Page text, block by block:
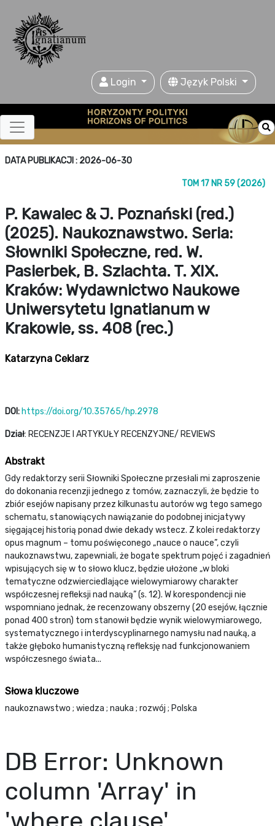
Login Język Polski
DATA PUBLIKACJI : 2026-06-30
TOM 17 NR 59 (2026)
P. Kawalec & J. Poznański (red.)
(2025). Naukoznawstwo. Seria:
Słowniki Społeczne, red. W.
Pasierbek, B. Szlachta. T. XIX.
Kraków: Wydawnictwo Naukowe
Uniwersytetu Ignatianum w
Krakowie, ss. 408 (rec.)
Katarzyna Ceklarz
DOI: https://doi.org/10.35765/hp.2978
Dział: RECENZJE I ARTYKUŁY RECENZYJNE/ REVIEWS
Abstrakt
Gdy redaktorzy serii Słowniki Społeczne przesłali mi zaproszenie
do dokonania recenzji jednego z tomów, zaznaczyli, że będzie to
zbiór esejów napisany przez kilkunastu autorów wg tego samego
schematu, stanowiących nawiązanie do podobnej inicjatywy
sięgającej historią ponad dwie dekady wstecz. Z kolei redaktorzy
opus magnum – tomu poświęconego „nauce o nauce”, czyli
naukoznawstwu, zapewniali, że bogate spektrum pojęć i zagadnień
wpisujących się w to słowo klucz, będzie ułożone „w bloki
tematyczne odzwierciedlające wielowymiarowy charakter
współczesnej refleksji nad nauką” (s. 12). W korespondencji nie
wspomniano jednak, że recenzowany obszerny (20 esejów, łącznie
ponad 400 stron) tom stanowił będzie wynik wielowymiarowego,
systematycznego i interdyscyplinarnego namysłu nad nauką, a
także głęboko humanistyczną refleksję nad funkcjonowaniem
współczesnego świata...
Słowa kluczowe
naukoznawstwo ; wiedza ; nauka ; rozwój ; Polska
DB Error: Unknown
column 'Array' in